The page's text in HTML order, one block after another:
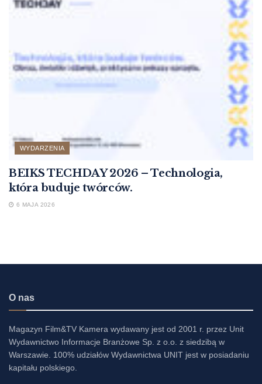
WYDARZENIA
BEIKS TECHDAY 2026 – Technologia,
która buduje twórców.
6 MAJA 2026
O nas
Magazyn Film&TV Kamera wydawany jest od 2001 r. przez Unit
Wydawnictwo Informacje Branżowe Sp. z o.o. z siedzibą w
Warszawie. 100% udziałów Wydawnictwa UNIT jest w posiadaniu
kapitału polskiego.